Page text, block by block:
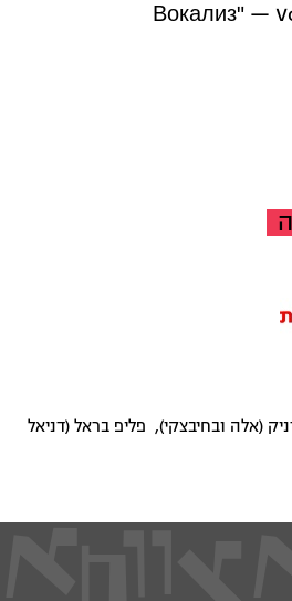
(אלה ובחיבצקי), פליפ בראל (דניאל